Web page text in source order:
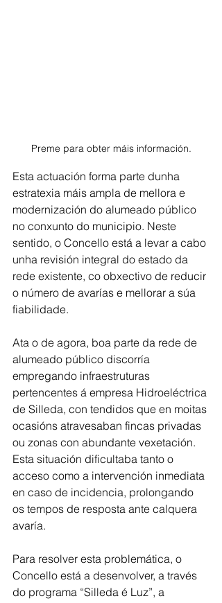
Preme para obter máis información.
Esta actuación forma parte dunha
estratexia máis ampla de mellora e
modernización do alumeado público
no conxunto do municipio. Neste
sentido, o Concello está a levar a cabo
unha revisión integral do estado da
rede existente, co obxectivo de reducir
o número de avarías e mellorar a súa
fiabilidade.
Ata o de agora, boa parte da rede de
alumeado público discorría
empregando infraestruturas
pertencentes á empresa Hidroeléctrica
de Silleda, con tendidos que en moitas
ocasións atravesaban fincas privadas
ou zonas con abundante vexetación.
Esta situación dificultaba tanto o
acceso como a intervención inmediata
en caso de incidencia, prolongando
os tempos de resposta ante calquera
avaría.
Para resolver esta problemática, o
Concello está a desenvolver, a través
do programa “Silleda é Luz”, a